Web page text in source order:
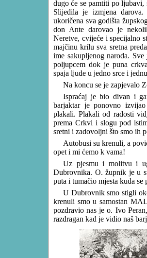
dugo će se pamtiti po
Slijedila je izmjena
ukoričena sva godišta
don Ante darovao je
Neretve, cvijeće i specijalno
majčinu krilu sva sretna
ime sakupljenog naroda.
poljupcem dok je puna
spaja ljude u jedno srce i
Na koncu se je zapjevalo
Ispraćaj je bio divan i
barjaktar je ponovno
plakali. Plakali od radosti
prema Crkvi i slogu pod
sretni i zadovoljni što smo ih
Autobusi su krenuli, a
opet i mi ćemo k vama!
Uz pjesmu i molitvu i
Dubrovnika. O. župnik je u
puta i tumačio mjesta kuda se
U Dubrovnik smo stigli
krenuli smo u samostan
pozdravio nas je o. Ivo
razdragan kad je vidio naš